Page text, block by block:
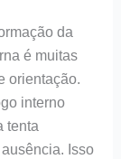
da
é muitas
orientação.
interno
tenta
Isso